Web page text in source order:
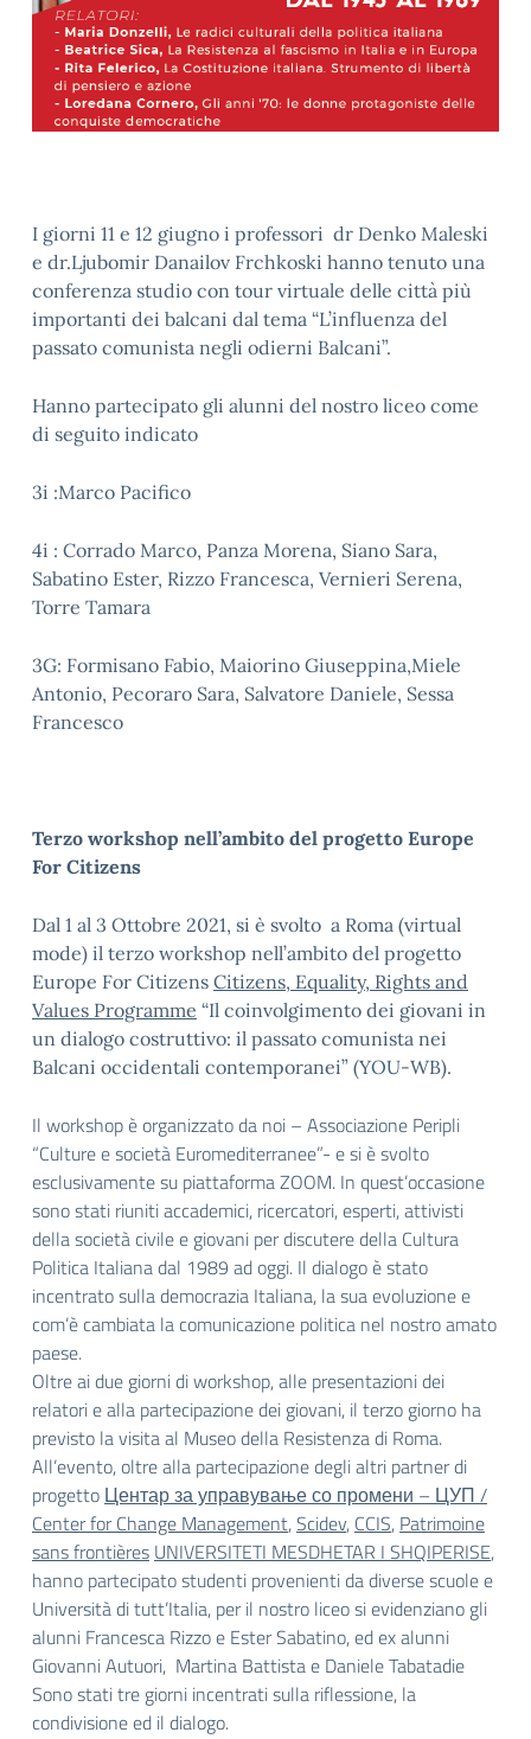
I giorni 11 e 12 giugno i professori dr Denko Maleski
e dr.Ljubomir Danailov Frchkoski hanno tenuto una
conferenza studio con tour virtuale delle città più
importanti dei balcani dal tema “L’influenza del
passato comunista negli odierni Balcani”.
Hanno partecipato gli alunni del nostro liceo come
di seguito indicato
3i :Marco Pacifico
4i : Corrado Marco, Panza Morena, Siano Sara,
Sabatino Ester, Rizzo Francesca, Vernieri Serena,
Torre Tamara
3G: Formisano Fabio, Maiorino Giuseppina,Miele
Antonio, Pecoraro Sara, Salvatore Daniele, Sessa
Francesco
Terzo workshop nell’ambito del progetto Europe
For Citizens
Dal 1 al 3 Ottobre 2021, si è svolto a Roma (virtual
mode) il terzo workshop nell’ambito del progetto
Europe For Citizens Citizens, Equality, Rights and
Values Programme “Il coinvolgimento dei giovani in
un dialogo costruttivo: il passato comunista nei
Balcani occidentali contemporanei” (YOU-WB).
Il workshop è organizzato da noi – Associazione Peripli
“Culture e società Euromediterranee”- e si è svolto
esclusivamente su piattaforma ZOOM. In quest’occasione
sono stati riuniti accademici, ricercatori, esperti, attivisti
della società civile e giovani per discutere della Cultura
Politica Italiana dal 1989 ad oggi. Il dialogo è stato
incentrato sulla democrazia Italiana, la sua evoluzione e
com’è cambiata la comunicazione politica nel nostro amato
paese.
Oltre ai due giorni di workshop, alle presentazioni dei
relatori e alla partecipazione dei giovani, il terzo giorno ha
previsto la visita al Museo della Resistenza di Roma.
All’evento, oltre alla partecipazione degli altri partner di
progetto Центар за управување со промени – ЦУП /
Center for Change Management,Scidev, CCIS, Patrimoine
sans frontières UNIVERSITETI MESDHETAR I SHQIPERISE,
hanno partecipato studenti provenienti da diverse scuole e
Università di tutt’Italia, per il nostro liceo si evidenziano gli
alunni Francesca Rizzo e Ester Sabatino, ed ex alunni
Giovanni Autuori, Martina Battista e Daniele Tabatadie
Sono stati tre giorni incentrati sulla riflessione, la
condivisione ed il dialogo.